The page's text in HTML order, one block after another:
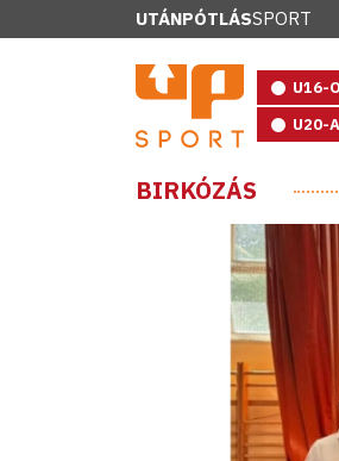
UTÁNPÓTLÁSSPORT
U16-
U20-
BIRKÓZÁS